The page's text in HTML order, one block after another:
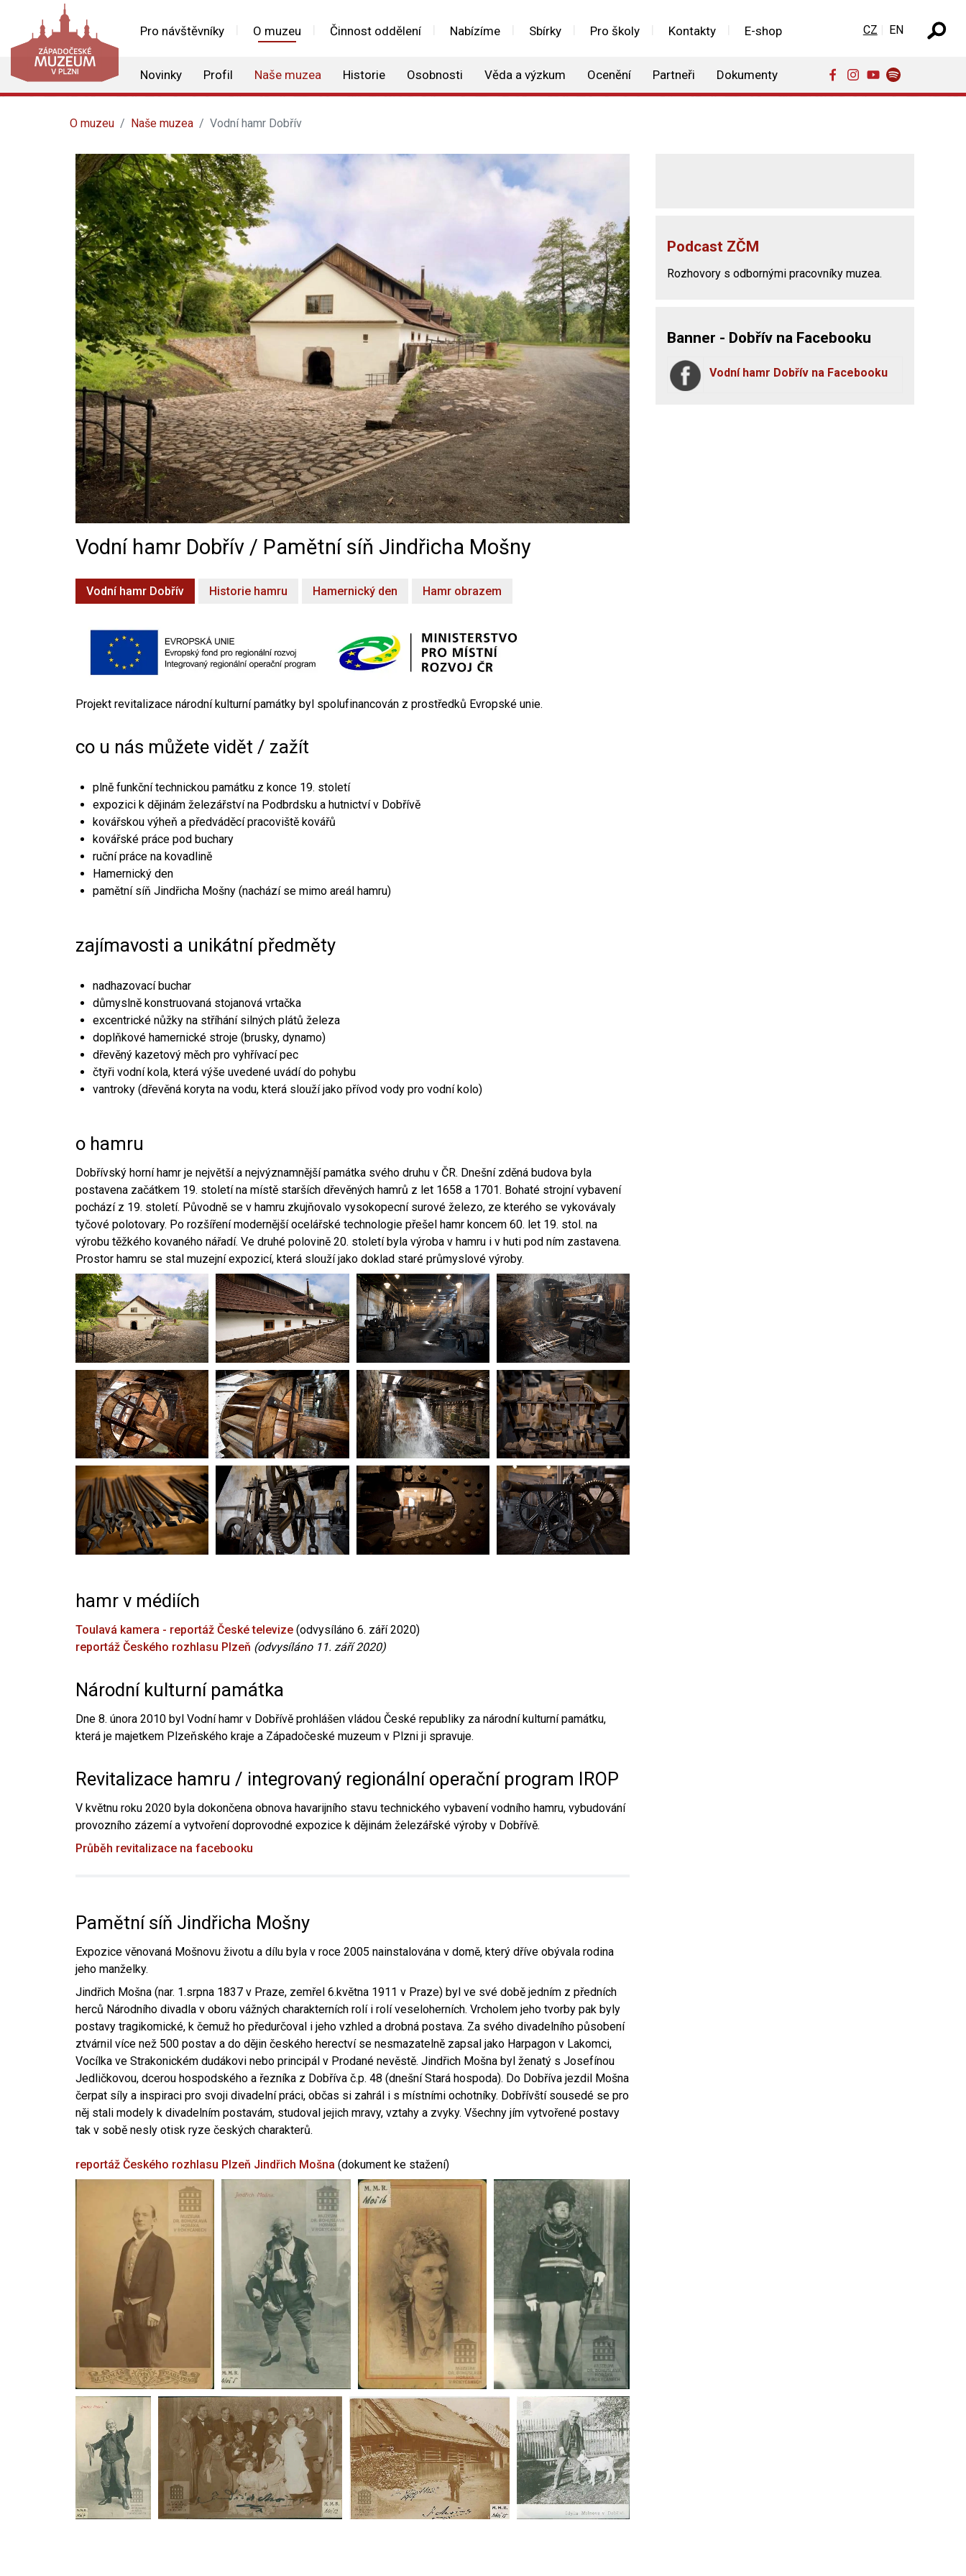
Pro návštěvníky O muzeu Činnost oddělení Nabízíme Sbírky Pro školy Kontakty E-shop
Novinky Profil Naše muzea Historie Osobnosti Věda a výzkum Ocenění Partneři Dokumenty
Zvolte jazyk
CZ EN
O muzeu Naše muzea Vodní hamr Dobřív
Vodní hamr Dobřív / Pamětní síň Jindřicha Mošny
Vodní hamr Dobřív Historie hamru Hamernický den Hamr obrazem
Projekt revitalizace národní kulturní památky byl spolufinancován z prostředků Evropské unie.
co u nás můžete vidět / zažít
plně funkční technickou památku z konce 19. století
expozici k dějinám železářství na Podbrdsku a hutnictví v Dobřívě
kovářskou výheň a předváděcí pracoviště kovářů
kovářské práce pod buchary
ruční práce na kovadlině
Hamernický den
pamětní síň Jindřicha Mošny (nachází se mimo areál hamru)
zajímavosti a unikátní předměty
nadhazovací buchar
důmyslně konstruovaná stojanová vrtačka
excentrické nůžky na stříhání silných plátů železa
doplňkové hamernické stroje (brusky, dynamo)
dřevěný kazetový měch pro vyhřívací pec
čtyři vodní kola, která výše uvedené uvádí do pohybu
vantroky (dřevěná koryta na vodu, která slouží jako přívod vody pro vodní kolo)
o hamru
Dobřívský horní hamr je největší a nejvýznamnější památka svého druhu v ČR. Dnešní zděná budova byla
postavena začátkem 19. století na místě starších dřevěných hamrů z let 1658 a 1701. Bohaté strojní vybavení
pochází z 19. století. Původně se v hamru zkujňovalo vysokopecní surové železo, ze kterého se vykovávaly
tyčové polotovary. Po rozšíření modernější ocelářské technologie přešel hamr koncem 60. let 19. stol. na
výrobu těžkého kovaného nářadí. Ve druhé polovině 20. století byla výroba v hamru i v huti pod ním zastavena.
Prostor hamru se stal muzejní expozicí, která slouží jako doklad staré průmyslové výroby.
hamr v médiích
Toulavá kamera - reportáž České televize (odvysíláno 6. září 2020)
reportáž Českého rozhlasu Plzeň (odvysíláno 11. září 2020)
Národní kulturní památka
Dne 8. února 2010 byl Vodní hamr v Dobřívě prohlášen vládou České republiky za národní kulturní památku,
která je majetkem Plzeňského kraje a Západočeské muzeum v Plzni ji spravuje.
Revitalizace hamru / integrovaný regionální operační program IROP
V květnu roku 2020 byla dokončena obnova havarijního stavu technického vybavení vodního hamru, vybudování
provozního zázemí a vytvoření doprovodné expozice k dějinám železářské výroby v Dobřívě.
Průběh revitalizace na facebooku
Pamětní síň Jindřicha Mošny
Expozice věnovaná Mošnovu životu a dílu byla v roce 2005 nainstalována v domě, který dříve obývala rodina
jeho manželky.
Jindřich Mošna (nar. 1.srpna 1837 v Praze, zemřel 6.května 1911 v Praze) byl ve své době jedním z předních
herců Národního divadla v oboru vážných charakterních rolí i rolí veseloherních. Vrcholem jeho tvorby pak byly
postavy tragikomické, k čemuž ho předurčoval i jeho vzhled a drobná postava. Za svého divadelního působení
ztvárnil více než 500 postav a do dějin českého herectví se nesmazatelně zapsal jako Harpagon v Lakomci,
Vocílka ve Strakonickém dudákovi nebo principál v Prodané nevěstě. Jindřich Mošna byl ženatý s Josefínou
Jedličkovou, dcerou hospodského a řezníka z Dobříva č.p. 48 (dnešní Stará hospoda). Do Dobříva jezdil Mošna
čerpat síly a inspiraci pro svoji divadelní práci, občas si zahrál i s místními ochotníky. Dobřívští sousedé se pro
něj stali modely k divadelním postavám, studoval jejich mravy, vztahy a zvyky. Všechny jím vytvořené postavy
tak v sobě nesly otisk ryze českých charakterů.
reportáž Českého rozhlasu Plzeň Jindřich Mošna (dokument ke stažení)
Podcast ZČM
Rozhovory s odbornými pracovníky muzea.
Banner - Dobřív na Facebooku
Vodní hamr Dobřív na Facebooku